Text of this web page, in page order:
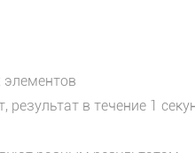
элементов
результат в течение 1